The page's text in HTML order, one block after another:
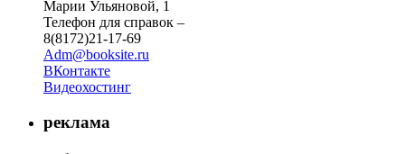
Марии Ульяновой, 1
Телефон для справок –
8(8172)21-17-69
Adm@booksite.ru
ВКонтакте
Видеохостинг
реклама